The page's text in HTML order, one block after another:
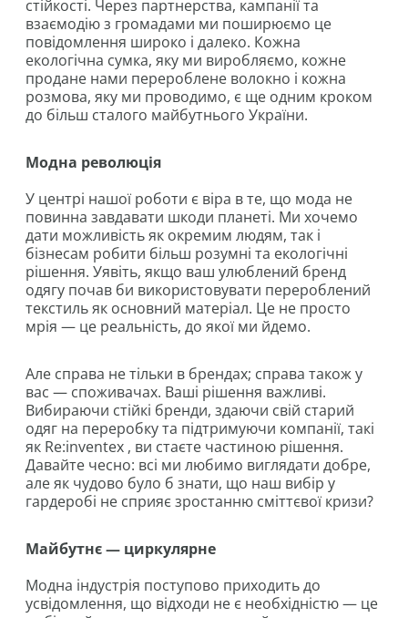
стійкості. Через партнерства, кампанії та
взаємодію з громадами ми поширюємо це
повідомлення широко і далеко. Кожна
екологічна сумка, яку ми виробляємо, кожне
продане нами перероблене волокно і кожна
розмова, яку ми проводимо, є ще одним кроком
до більш сталого майбутнього України.
Модна революція
У центрі нашої роботи є віра в те, що мода не
повинна завдавати шкоди планеті. Ми хочемо
дати можливість як окремим людям, так і
бізнесам робити більш розумні та екологічні
рішення. Уявіть, якщо ваш улюблений бренд
одягу почав би використовувати перероблений
текстиль як основний матеріал. Це не просто
мрія — це реальність, до якої ми йдемо.
Але справа не тільки в брендах; справа також у
вас — споживачах. Ваші рішення важливі.
Вибираючи стійкі бренди, здаючи свій старий
одяг на переробку та підтримуючи компанії, такі
як Re:inventex , ви стаєте частиною рішення.
Давайте чесно: всі ми любимо виглядати добре,
але як чудово було б знати, що наш вибір у
гардеробі не сприяє зростанню сміттєвої кризи?
Майбутнє — циркулярне
Модна індустрія поступово приходить до
усвідомлення, що відходи не є необхідністю — це